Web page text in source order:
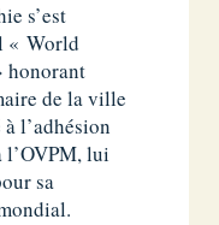
s’est
« World
honorant
de la ville
l’adhésion
lui
sa